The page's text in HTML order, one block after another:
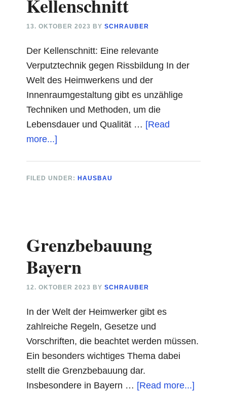
Kellenschnitt
13. OKTOBER 2023 BYSCHRAUBER
Der Kellenschnitt: Eine relevante
Verputztechnik gegen Rissbildung In der
Welt des Heimwerkens und der
Innenraumgestaltung gibt es unzählige
Techniken und Methoden, um die
Lebensdauer und Qualität … [Read
more...]
FILED UNDER: HAUSBAU
Grenzbebauung
Bayern
12. OKTOBER 2023 BYSCHRAUBER
In der Welt der Heimwerker gibt es
zahlreiche Regeln, Gesetze und
Vorschriften, die beachtet werden müssen.
Ein besonders wichtiges Thema dabei
stellt die Grenzbebauung dar.
Insbesondere in Bayern … [Read more...]